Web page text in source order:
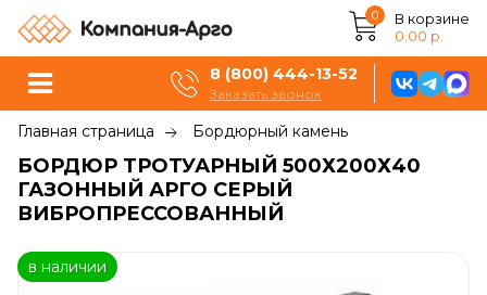
0
В корзине
0.00 р.
8 (800) 444-13-52
Заказать звонок
Главная страница Бордюрный камень
БОРДЮР ТРОТУАРНЫЙ 500Х200Х40
ГАЗОННЫЙ АРГО СЕРЫЙ
ВИБРОПРЕССОВАННЫЙ
в наличии